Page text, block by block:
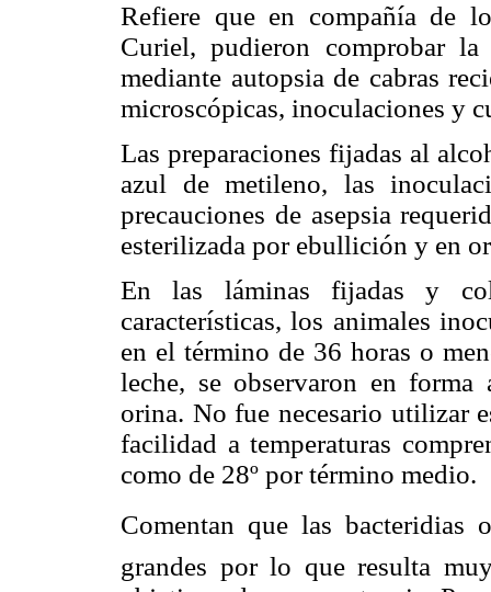
Refiere que en compañía de
Curiel, pudieron comprobar la
mediante autopsia de cabras
microscópicas, inoculaciones y
Las preparaciones fijadas al
azul de metileno, las
precauciones de asepsia
esterilizada por ebullición y en
En las láminas fijadas y
características, los animales
en el término de 36 horas o
leche, se observaron en
orina. No fue necesario utilizar
facilidad a temperaturas
como de 28º por término medio.
Comentan que las bacteridias
grandes por lo que resulta